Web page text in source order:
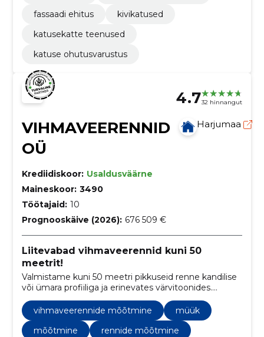
fassaadi ehitus
kivikatused
katusekatte teenused
katuse ohutusvarustus
4.732 hinnangut
VIHMAVEERENNID
OÜ
Harjumaa
Krediidiskoor: Usaldusväärne
Maineskoor: 3490
Töötajaid: 10
Prognooskäive (2026): 676 509 €
Liitevabad vihmaveerennid kuni 50
meetrit!
Valmistame kuni 50 meetri pikkuseid renne kandilise
või ümara profiiliga ja erinevates värvitoonides.
Paigaldame ja hooldame!
vihmaveerennide mõõtmine
müük
mõõtmine
rennide mõõtmine